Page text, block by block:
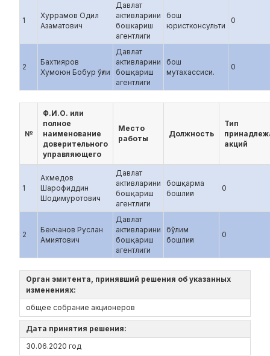
1
Хуррамов Одил
Азаматович
Давлат
активларини
бошкариш
агентлиги
бош
юристконсульти
0
2
Бахтияров
Хумоюн Бобур ўғли
Давлат
активларини
бошқариш
агентлиги
бош
мутахассиси.
0
№
Ф.И.О. или
полное
наименование
доверительного
управляющего
Место
работы
Должность
Тип
акций
1
Ахмедов
Шарофиддин
Шодимуротович
Давлат
активларини
бошқариш
агентлиги
бошқарма
бошлиғи
0
2
Бекчанов Руслан
Амиятович
Давлат
активларини
бошқариш
агентлиги
бўлим
бошлиғи
0
Орган эмитента, принявший решения об указанных
изменениях:
общее собрание акционеров
Дата принятия решения:
30.06.2020 год